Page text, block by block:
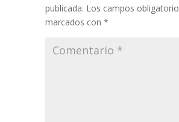
publicada. Los campos
marcados con *